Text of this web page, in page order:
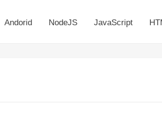
Andorid NodeJS JavaScript